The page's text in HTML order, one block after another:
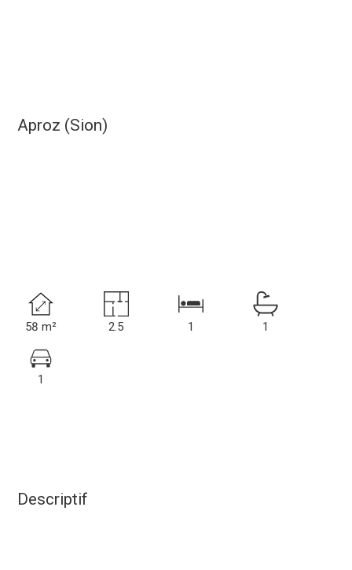
Aproz (Sion)
58 m² 2.5 1 1
1
Descriptif